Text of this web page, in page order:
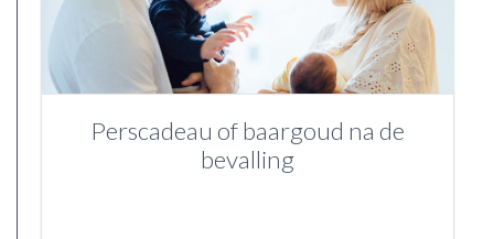
Perscadeau of baargoud na de
bevalling